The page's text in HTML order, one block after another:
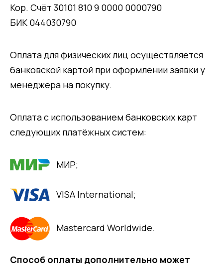
Кор. Счёт 30101 810 9 0000 0000790
БИК 044030790
Оплата для физических лиц осуществляется
банковской картой при оформлении заявки у
менеджера на покупку.
Оплата с использованием банковских карт
следующих платёжных систем:
МИР;
VISA International;
Mastercard Worldwide.
Способ оплаты дополнительно может